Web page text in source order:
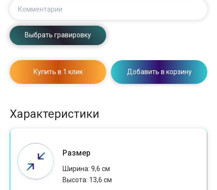
Комментарии
Выбрать гравировку
Купить в 1 клик Добавить в корзину
Характеристики
Размер
Ширина: 9,6 см
Высота: 13,6 см